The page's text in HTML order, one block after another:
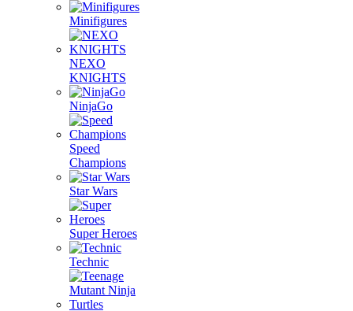
Minifigures
NEXO
KNIGHTS
NinjaGo
Speed
Champions
Star Wars
Super Heroes
Technic